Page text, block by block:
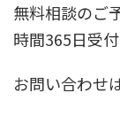
無料相談のご
時間365日受付
お問い合わせ